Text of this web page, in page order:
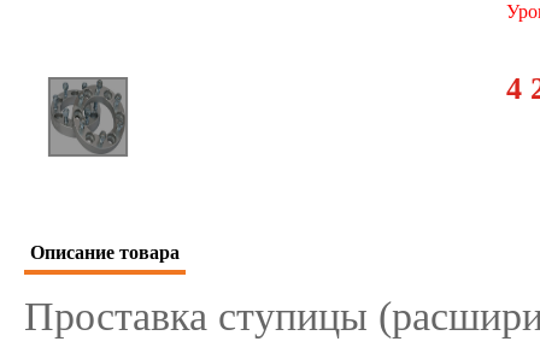
4
Описание товара
Проставка ступицы